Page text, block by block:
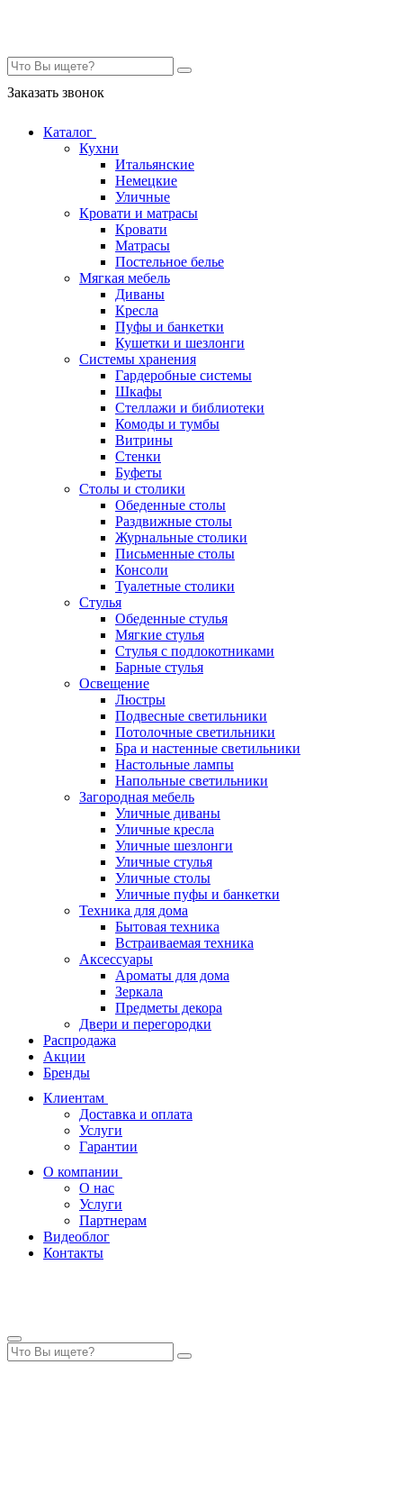
Заказать звонок
Каталог
Кухни
Итальянские
Немецкие
Уличные
Кровати и матрасы
Кровати
Матрасы
Постельное белье
Мягкая мебель
Диваны
Кресла
Пуфы и банкетки
Кушетки и шезлонги
Системы хранения
Гардеробные системы
Шкафы
Стеллажи и библиотеки
Комоды и тумбы
Витрины
Стенки
Буфеты
Столы и столики
Обеденные столы
Раздвижные столы
Журнальные столики
Письменные столы
Консоли
Туалетные столики
Стулья
Обеденные стулья
Мягкие стулья
Стулья с подлокотниками
Барные стулья
Освещение
Люстры
Подвесные светильники
Потолочные светильники
Бра и настенные светильники
Настольные лампы
Напольные светильники
Загородная мебель
Уличные диваны
Уличные кресла
Уличные шезлонги
Уличные стулья
Уличные столы
Уличные пуфы и банкетки
Техника для дома
Бытовая техника
Встраиваемая техника
Аксессуары
Ароматы для дома
Зеркала
Предметы декора
Двери и перегородки
Распродажа
Акции
Бренды
Клиентам
Доставка и оплата
Услуги
Гарантии
О компании
О нас
Услуги
Партнерам
Видеоблог
Контакты